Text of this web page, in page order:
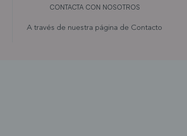
CONTACTA CON NOSOTROS
A través de nuestra página de Contacto